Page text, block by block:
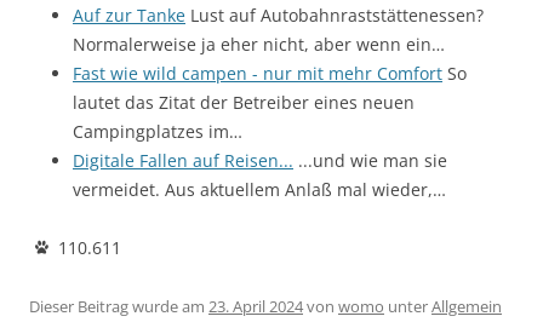
Auf zur Tanke Lust auf Autobahnraststättenessen?
Normalerweise ja eher nicht, aber wenn ein…
Fast wie wild campen - nur mit mehr Comfort So
lautet das Zitat der Betreiber eines neuen
Campingplatzes im…
Digitale Fallen auf Reisen... ...und wie man sie
vermeidet. Aus aktuellem Anlaß mal wieder,…
110.611
Dieser Beitrag wurde am 23. April 2024von womo unterAllgemein